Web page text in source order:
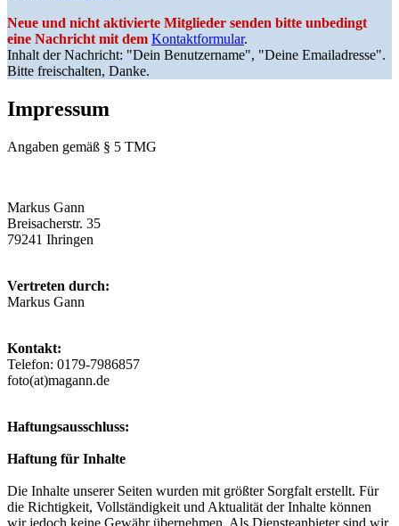
Neue und nicht aktivierte Mitglieder senden bitte unbedingt
eine Nachricht mit dem Kontaktformular.
Inhalt der Nachricht: "Dein Benutzername", "Deine Emailadresse".
Bitte freischalten, Danke.
Impressum
Angaben gemäß § 5 TMG
Markus Gann
Breisacherstr. 35
79241 Ihringen
Vertreten durch:
Markus Gann
Kontakt:
Telefon: 0179-7986857
foto(at)magann.de
Haftungsausschluss:
Haftung für Inhalte
Die Inhalte unserer Seiten wurden mit größter Sorgfalt erstellt. Für
die Richtigkeit, Vollständigkeit und Aktualität der Inhalte können